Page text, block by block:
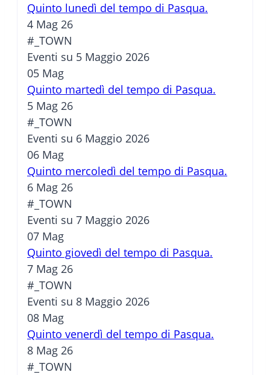
Quinto lunedì del tempo di Pasqua.
4 Mag 26
#_TOWN
Eventi su 5 Maggio 2026
05 Mag
Quinto martedì del tempo di Pasqua.
5 Mag 26
#_TOWN
Eventi su 6 Maggio 2026
06 Mag
Quinto mercoledì del tempo di Pasqua.
6 Mag 26
#_TOWN
Eventi su 7 Maggio 2026
07 Mag
Quinto giovedì del tempo di Pasqua.
7 Mag 26
#_TOWN
Eventi su 8 Maggio 2026
08 Mag
Quinto venerdì del tempo di Pasqua.
8 Mag 26
#_TOWN